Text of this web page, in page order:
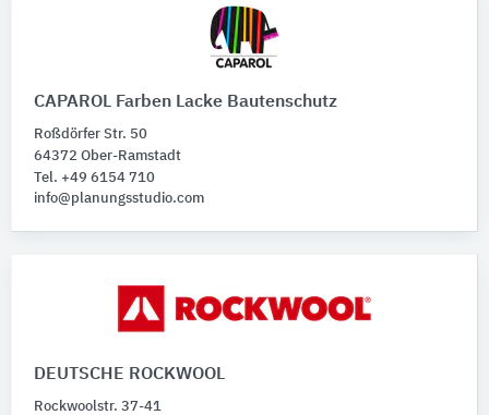
CAPAROL Farben Lacke Bautenschutz
Roßdörfer Str. 50
64372 Ober-Ramstadt
Tel. +49 6154 710
info@planungsstudio.com
DEUTSCHE ROCKWOOL
Rockwoolstr. 37-41